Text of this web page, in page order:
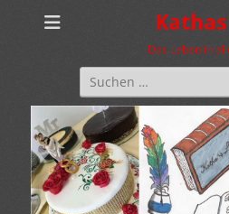
Das Leben in
Suchen
nach: